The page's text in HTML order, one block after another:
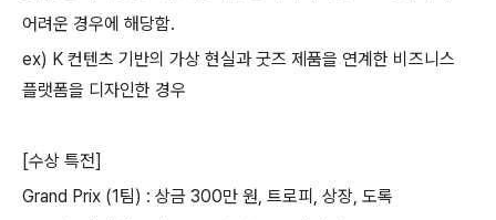
어려운 경우에 해당함.
ex) K 컨텐츠 기반의 가상 현실과 굿즈 제품을 연계한 비즈니스
플랫폼을 디자인한 경우
[수상 특전]
Grand Prix (1팀) : 상금 300만 원, 트로피 , 상장, 도록